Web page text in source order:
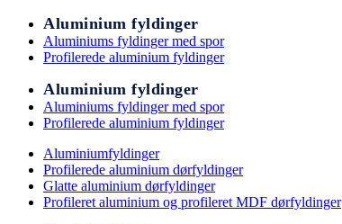
Aluminium fyldinger
Aluminiums fyldinger med spor
Profilerede aluminium fyldinger
Aluminium fyldinger
Aluminiums fyldinger med spor
Profilerede aluminium fyldinger
Aluminiumfyldinger
Profilerede aluminium dørfyldinger
Glatte aluminium dørfyldinger
Profileret aluminium og profileret MDF dørfyldinger